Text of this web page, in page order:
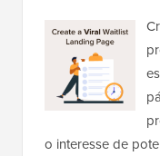
o interesse de